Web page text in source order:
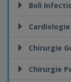
Boli
Cardiologie
Chirurgie
Chirurgie